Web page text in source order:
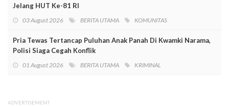
Jelang HUT Ke-81 RI
03 August 2026 BERITA UTAMA KOMUNITAS
Pria Tewas Tertancap Puluhan Anak Panah Di Kwamki Narama,
Polisi Siaga Cegah Konflik
01 August 2026 BERITA UTAMA KRIMINAL
ADVERTISEMENT